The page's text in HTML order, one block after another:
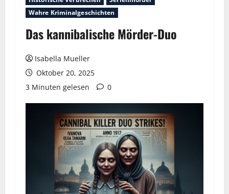
Wahre Kriminalgeschichten
Das kannibalische Mörder-Duo
Isabella Mueller
Oktober 20, 2025
3 Minuten gelesen
0